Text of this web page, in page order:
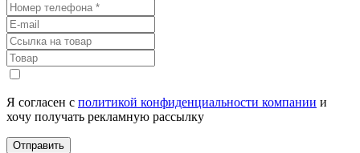
Я согласен с политикой конфиденциальности компании и
хочу получать рекламную рассылку
Отправить